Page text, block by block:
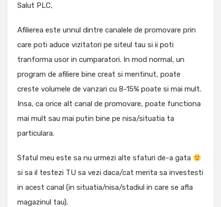
Salut PLC,
Afilierea este unnul dintre canalele de promovare prin
care poti aduce vizitatori pe siteul tau si ii poti
tranforma usor in cumparatori. In mod normal, un
program de afiliere bine creat si mentinut, poate
creste volumele de vanzari cu 8-15% poate si mai mult.
Insa, ca orice alt canal de promovare, poate functiona
mai mult sau mai putin bine pe nisa/situatia ta
particulara.
Sfatul meu este sa nu urmezi alte sfaturi de-a gata
si sa il testezi TU sa vezi daca/cat merita sa investesti
in acest canal (in situatia/nisa/stadiul in care se afla
magazinul tau).